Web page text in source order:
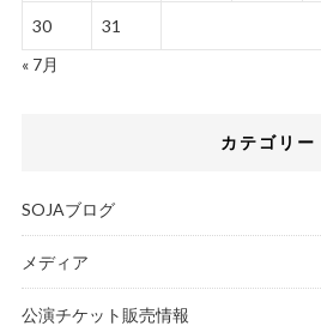
30
31
« 7月
カテゴリー
SOJAブログ
メディア
公演チケット販売情報